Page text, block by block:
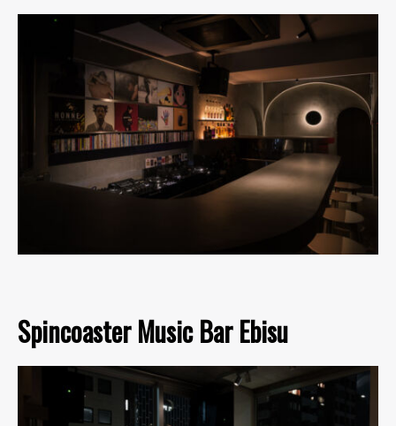
Spincoaster Music Bar Ebisu